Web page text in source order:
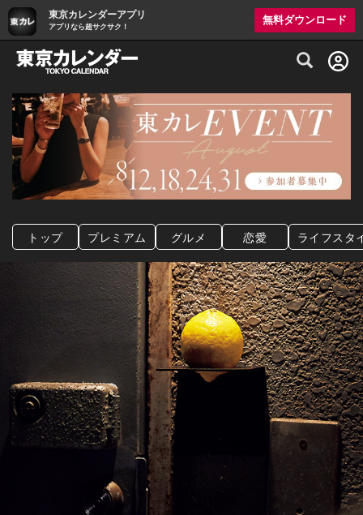
東京カレンダーアプリ
アプリなら超サクサク！
無料ダウンロード
グルメ情報・プレミアムレストラン予約
トップ プレミアム グルメ 恋愛 ライフスタ